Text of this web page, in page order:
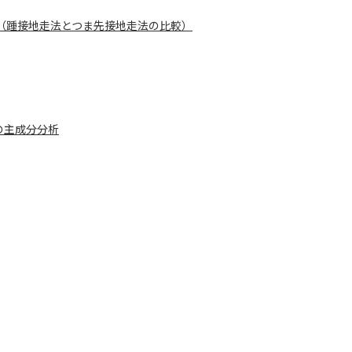
接地走法とつま先接地走法の比較）
主成分分析